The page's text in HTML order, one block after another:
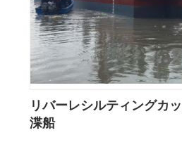
リバーレシルティングカ
渫船